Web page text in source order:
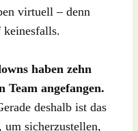
virtuell – denn
haben zehn
Team angefangen.
deshalb ist das
sicherzustellen,